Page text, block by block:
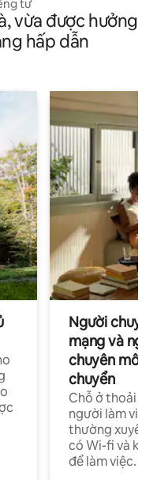
tư
vừa được hưởng
hấp dẫn
Người
mạng và
chuyên môn
chuyển
Chỗ ở thoải
người làm việc
thường xuyên
có Wi-fi và
để làm việc.